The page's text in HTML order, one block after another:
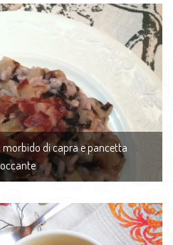
morbido di capra e pancetta